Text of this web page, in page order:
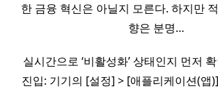
한 금융 혁신은 아닐지 모른다. 하지만
향은 분명…
실시간으로 ‘비활성화’ 상태인지 먼저
진입: 기기의 [설정] > [애플리케이션(앱